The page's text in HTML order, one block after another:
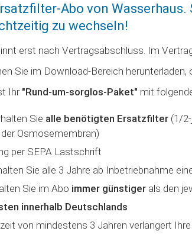
Abo von
zu wechseln!
erst nach Vertragsabschluss. Im
Sie im Download-Bereich
Ihr"Rund-um-sorglos-Paket" mit
Sie alle benötigten Ersatzfilter (1/
Osmosemembran)
per SEPA Lastschrift
Sie alle 3 Jahre ab Inbetriebnahme
Sie im Abo immer günstiger als den
innerhalb Deutschlands
von mindestens 3 Jahren verlängert